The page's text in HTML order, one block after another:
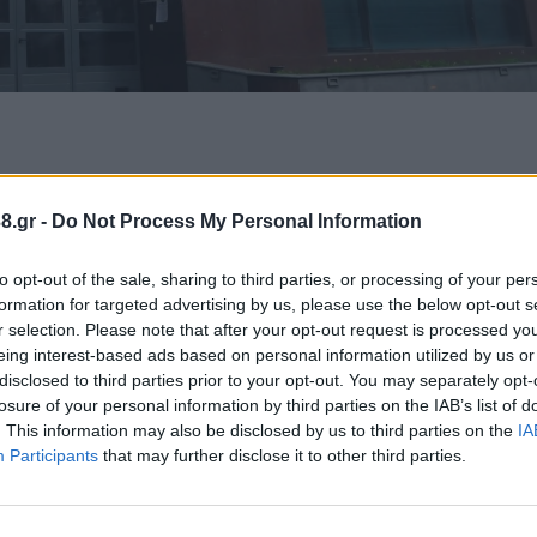
- Do Not Process My Personal Information
opt-out of the sale, sharing to third parties, or processing of your
for targeted advertising by us, please use the below opt-out
selection. Please note that after your opt-out request is processed
interest-based ads based on personal information utilized by us
to third parties prior to your opt-out. You may separately
of your personal information by third parties on the IAB’s list of
This information may also be disclosed by us to third parties on the
Participants that may further disclose it to other third parties.
συστήνεται στους συμπολίτες μας,
και για δέκα ημέρες, όπως προκύπτει από τις
διάστημα, να αποφεύγονται οι θερμές
αλυσιδηροπρίονου, καύσεις ξερών χόρτων και
και κατ' επέκταση έκρηξη πυρκαγιάς.
Δήμου Τρίπολης